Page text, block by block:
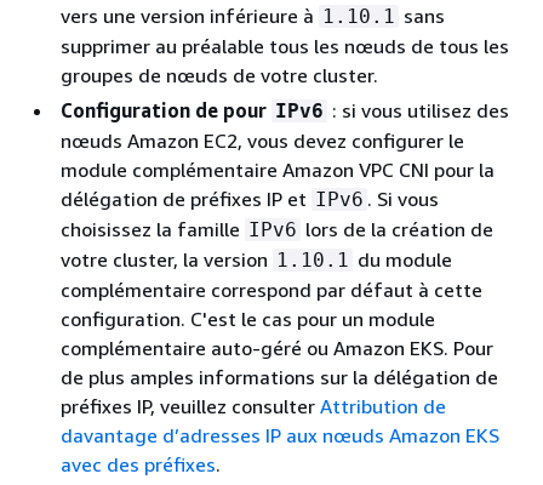
vers une version inférieure à 1.10.1 sans
supprimer au préalable tous les nœuds de tous les
groupes de nœuds de votre cluster.
Configuration de pour IPv6 : si vous utilisez des
nœuds Amazon EC2, vous devez configurer le
module complémentaire Amazon VPC CNI pour la
délégation de préfixes IP et IPv6 . Si vous
choisissez la famille IPv6 lors de la création de
votre cluster, la version 1.10.1 du module
complémentaire correspond par défaut à cette
configuration. C'est le cas pour un module
complémentaire auto-géré ou Amazon EKS. Pour
de plus amples informations sur la délégation de
préfixes IP, veuillez consulter Attribution de
davantage d’adresses IP aux nœuds Amazon EKS
avec des préfixes.